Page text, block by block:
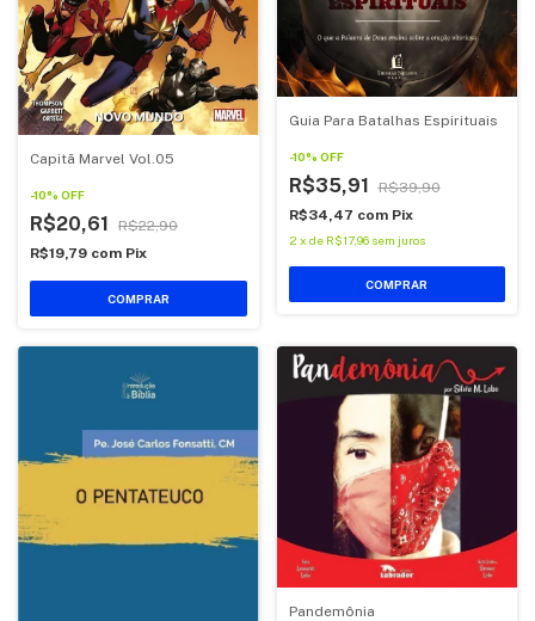
Capitã Marvel Vol.05
-10% OFF
R$20,61
R$22,90
R$19,79 com Pix
COMPRAR
Guia Para Batalhas Espirituais
-10% OFF
R$35,91
R$39,90
R$34,47 com Pix
2 x de R$17,96 sem juros
COMPRAR
Pandemônia